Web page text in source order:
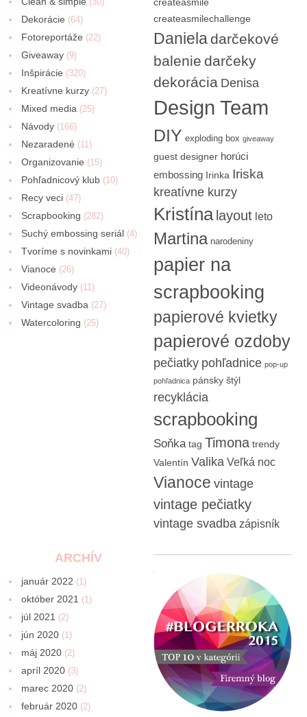
Dekorácie (64)
Fotoreportáže (22)
Giveaway (9)
Inšpirácie (320)
Kreatívne kurzy (27)
Mixed media (25)
Návody (166)
Nezaradené (11)
Organizovanie (15)
Pohľadnicový klub (10)
Recy veci (47)
Scrapbooking (282)
Suchý embossing seriál (4)
Tvoríme s novinkami (40)
Vianoce (26)
Videonávody (11)
Vintage svadba (27)
Watercoloring (25)
createasmilechallenge
Daniela darčekové
balenie darčeky
dekorácia Denisa
Design Team
DIY exploding box giveaway
guest designer horúci
embossing Irinka Iriska
kreatívne kurzy
Kristína layout leto
Martina narodeniny
papier na
scrapbooking
papierové kvietky
papierové ozdoby
pečiatky pohľadnice pop-up
pohľadnica pánsky štýl
recyklácia
scrapbooking
Soňka tag Timona trendy
Valentín Valika Veľká noc
Vianoce vintage
vintage pečiatky
vintage svadba zápisník
ARCHÍV
január 2022 (1)
október 2021 (1)
júl 2021 (2)
jún 2020 (1)
máj 2020 (2)
apríl 2020 (3)
marec 2020 (2)
február 2020 (2)